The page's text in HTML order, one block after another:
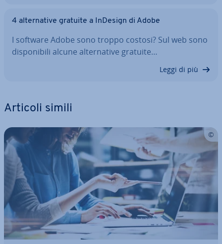
4 al­ter­na­ti­ve gratuite a InDesign di Adobe
I software Adobe sono troppo costosi? Sul web sono
di­spo­ni­bi­li alcune al­ter­na­ti­ve gratuite…
Leggi di più
Articoli simili